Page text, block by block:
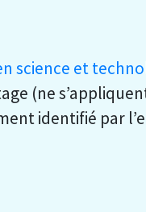
science et
(ne
identifié par